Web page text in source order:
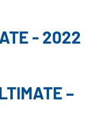
- 2022
–